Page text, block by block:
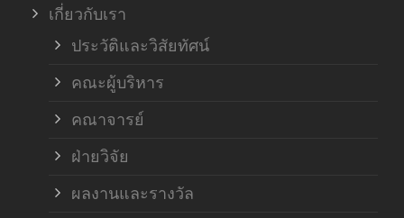
เกี่ยวกับเรา
ประวัติและวิสัยทัศน์
คณะผู้บริหาร
คณาจารย์
ฝ่ายวิจัย
ผลงานและรางวัล